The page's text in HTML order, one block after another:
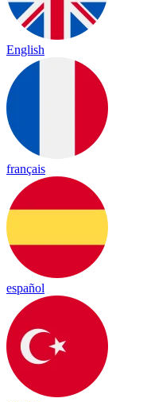
English
français
español